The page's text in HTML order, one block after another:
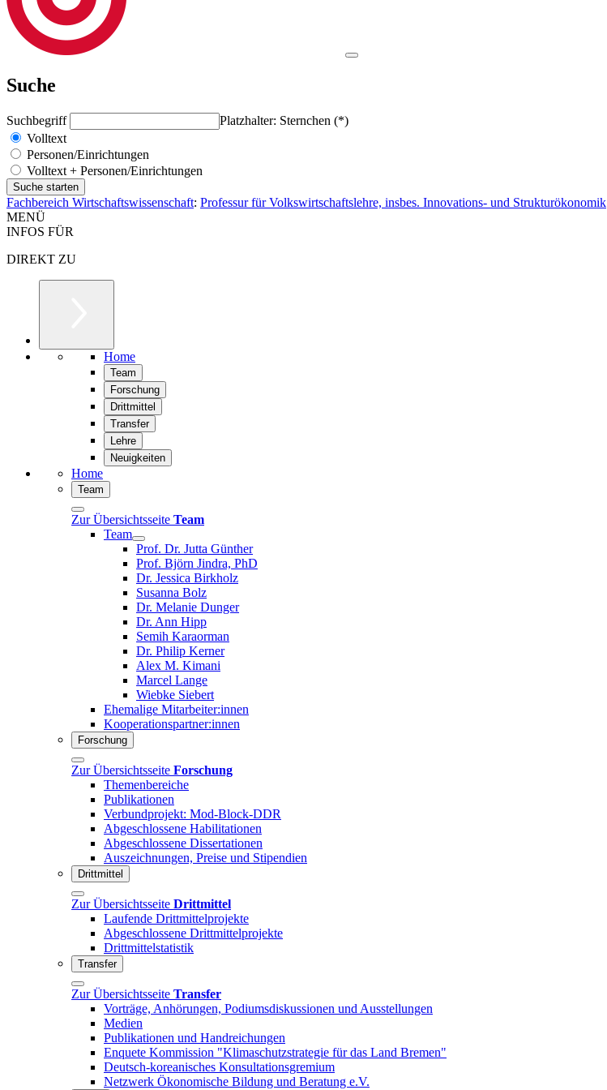
Suche
Suchbegriff
Platzhalter: Sternchen (*)
Volltext
Personen/Einrichtungen
Volltext + Personen/Einrichtungen
Fachbereich Wirtschaftswissenschaft: Professur für Volkswirtschaftslehre, insbes. Innovations- und Strukturökonomik
MENÜ
INFOS FÜR
DIREKT ZU
Home
Team
Forschung
Drittmittel
Transfer
Lehre
Neuigkeiten
Home
Team
Zur Übersichtsseite Team
Team
Prof. Dr. Jutta Günther
Prof. Björn Jindra, PhD
Dr. Jessica Birkholz
Susanna Bolz
Dr. Melanie Dunger
Dr. Ann Hipp
Semih Karaorman
Dr. Philip Kerner
Alex M. Kimani
Marcel Lange
Wiebke Siebert
Ehemalige Mitarbeiter:innen
Kooperationspartner:innen
Forschung
Zur Übersichtsseite Forschung
Themenbereiche
Publikationen
Verbundprojekt: Mod-Block-DDR
Abgeschlossene Habilitationen
Abgeschlossene Dissertationen
Auszeichnungen, Preise und Stipendien
Drittmittel
Zur Übersichtsseite Drittmittel
Laufende Drittmittelprojekte
Abgeschlossene Drittmittelprojekte
Drittmittelstatistik
Transfer
Zur Übersichtsseite Transfer
Vorträge, Anhörungen, Podiumsdiskussionen und Ausstellungen
Medien
Publikationen und Handreichungen
Enquete Kommission "Klimaschutzstrategie für das Land Bremen"
Deutsch-koreanisches Konsultationsgremium
Netzwerk Ökonomische Bildung und Beratung e.V.